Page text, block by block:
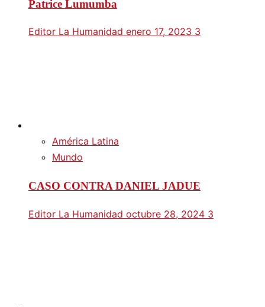
Patrice Lumumba
Editor La Humanidad enero 17, 2023 3
América Latina
Mundo
CASO CONTRA DANIEL JADUE
Editor La Humanidad octubre 28, 2024 3